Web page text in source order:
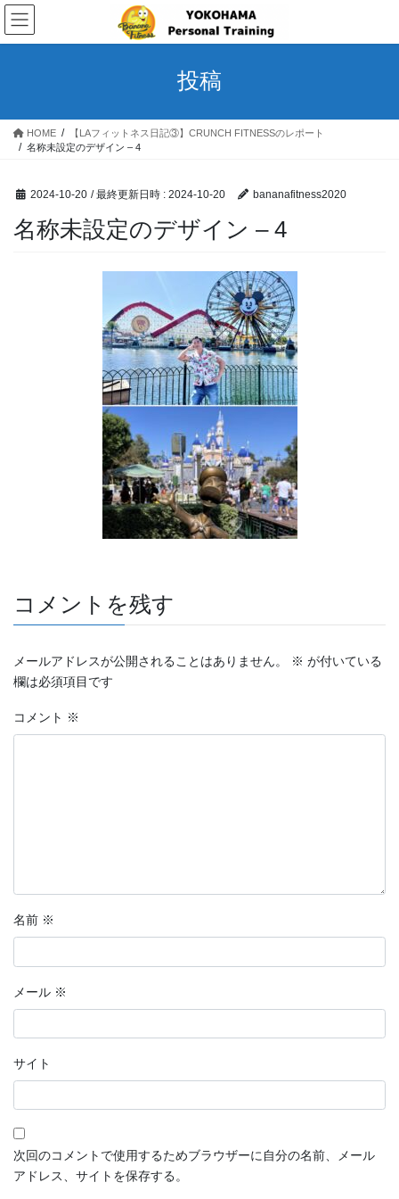
コ
ン
テ
ス
ナ
ビ
ゲ
ン
投稿
HOME
【LAフィットネス日記③】CRUNCH FITNESSのレポート
名称未設定のデザイン – 4
2024-10-20 / 最終更新日時 : 2024-10-20 bananafitness2020
名称未設定のデザイン – 4
コメントを残す
メールアドレスが公開されることはありません。 ※ が付いている
欄は必須項目です
コメント ※
名前 ※
メール ※
サイト
次回のコメントで使用するためブラウザーに自分の名前、メール
アドレス、サイトを保存する。